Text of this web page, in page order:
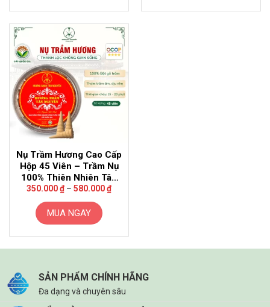
Nụ Trầm Hương Cao Cấp
Hộp 45 Viên – Trầm Nụ
100% Thiên Nhiên Tân
Nguyên
350.000₫ – 580.000₫Khoảng
giá:
MUA NGAY
nhiều
biến
SẢN PHẨM CHÍNH HÃNG
Đa dạng và chuyên sâu